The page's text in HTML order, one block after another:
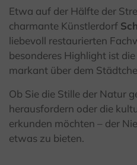
Etwa auf der Hälfte der
charmante Künstlerdorf
liebevoll restaurierten
besonderes Highlight ist
markant über dem
Ob Sie die Stille der Natur
herausfordern oder die
erkunden möchten – der
etwas zu bieten.